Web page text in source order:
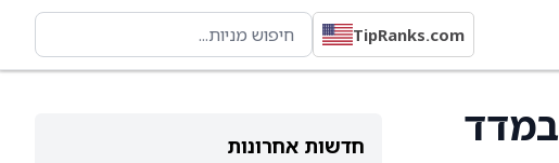
TipRanks.com
חדשות אחרונות
LegalZoom תחליף את Elme Communities במדד